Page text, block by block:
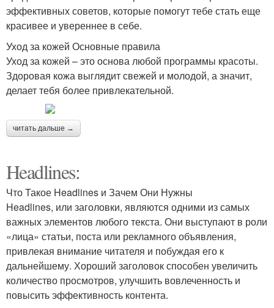
эффективных советов, которые помогут тебе стать еще
красивее и увереннее в себе.
Уход за кожей Основные правила
Уход за кожей – это основа любой программы красоты.
Здоровая кожа выглядит свежей и молодой, а значит,
делает тебя более привлекательной.
читать дальше →
Headlines:
Что Такое Headlines и Зачем Они Нужны
Headlines, или заголовки, являются одними из самых
важных элементов любого текста. Они выступают в роли
«лица» статьи, поста или рекламного объявления,
привлекая внимание читателя и побуждая его к
дальнейшему. Хороший заголовок способен увеличить
количество просмотров, улучшить вовлеченность и
повысить эффективность контента.